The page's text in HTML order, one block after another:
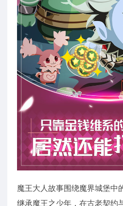
魔王大人故事围绕魔界城堡中
继承魔王之少年，在古老契约